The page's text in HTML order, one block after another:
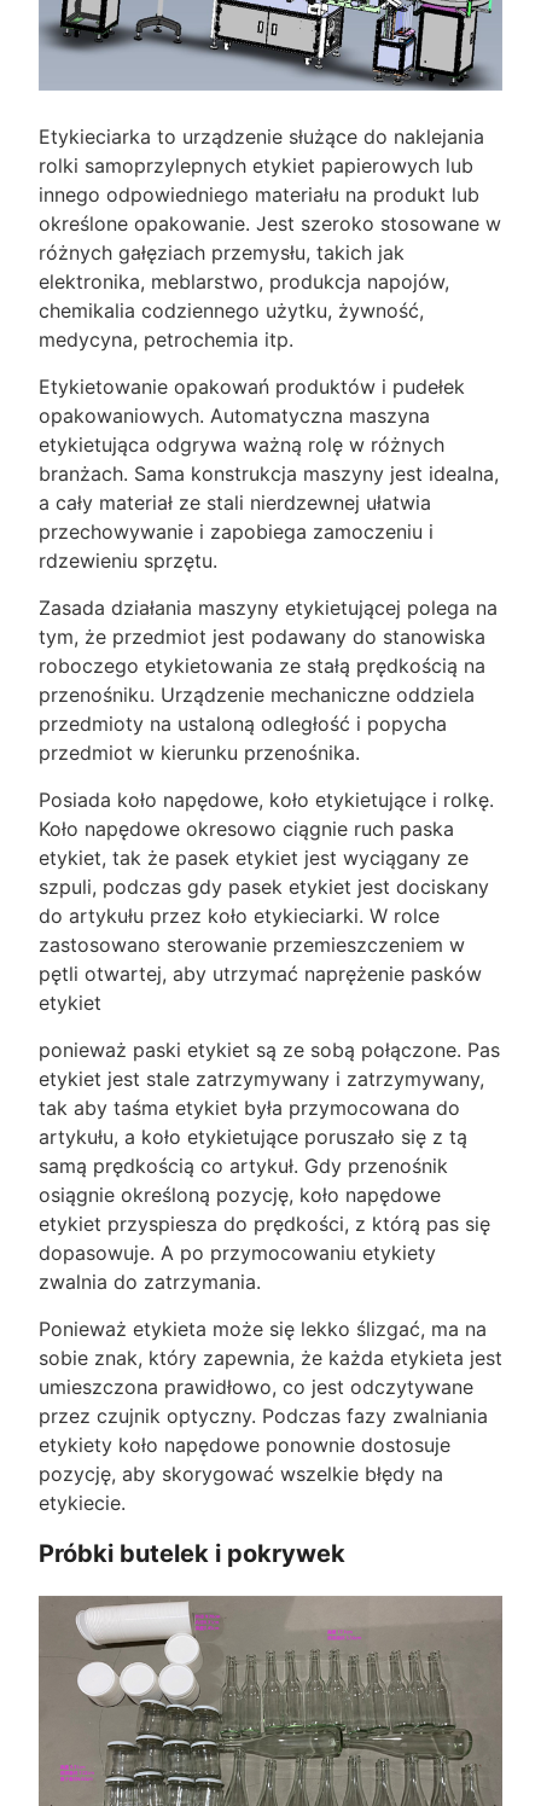
Etykieciarka to urządzenie służące do naklejania
rolki samoprzylepnych etykiet papierowych lub
innego odpowiedniego materiału na produkt lub
określone opakowanie. Jest szeroko stosowane w
różnych gałęziach przemysłu, takich jak
elektronika, meblarstwo, produkcja napojów,
chemikalia codziennego użytku, żywność,
medycyna, petrochemia itp.
Etykietowanie opakowań produktów i pudełek
opakowaniowych. Automatyczna maszyna
etykietująca odgrywa ważną rolę w różnych
branżach. Sama konstrukcja maszyny jest idealna,
a cały materiał ze stali nierdzewnej ułatwia
przechowywanie i zapobiega zamoczeniu i
rdzewieniu sprzętu.
Zasada działania maszyny etykietującej polega na
tym, że przedmiot jest podawany do stanowiska
roboczego etykietowania ze stałą prędkością na
przenośniku. Urządzenie mechaniczne oddziela
przedmioty na ustaloną odległość i popycha
przedmiot w kierunku przenośnika.
Posiada koło napędowe, koło etykietujące i rolkę.
Koło napędowe okresowo ciągnie ruch paska
etykiet, tak że pasek etykiet jest wyciągany ze
szpuli, podczas gdy pasek etykiet jest dociskany
do artykułu przez koło etykieciarki. W rolce
zastosowano sterowanie przemieszczeniem w
pętli otwartej, aby utrzymać naprężenie pasków
etykiet
ponieważ paski etykiet są ze sobą połączone. Pas
etykiet jest stale zatrzymywany i zatrzymywany,
tak aby taśma etykiet była przymocowana do
artykułu, a koło etykietujące poruszało się z tą
samą prędkością co artykuł. Gdy przenośnik
osiągnie określoną pozycję, koło napędowe
etykiet przyspiesza do prędkości, z którą pas się
dopasowuje. A po przymocowaniu etykiety
zwalnia do zatrzymania.
Ponieważ etykieta może się lekko ślizgać, ma na
sobie znak, który zapewnia, że każda etykieta jest
umieszczona prawidłowo, co jest odczytywane
przez czujnik optyczny. Podczas fazy zwalniania
etykiety koło napędowe ponownie dostosuje
pozycję, aby skorygować wszelkie błędy na
etykiecie.
Próbki butelek i pokrywek